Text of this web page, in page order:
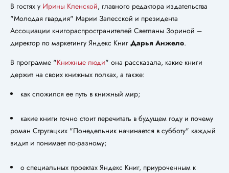
В гостях у Ирины Кленской, главного редактора издательства
"Молодая гвардия" Марии Залесской и президента
Ассоциации книгораспространителей Светланы Зориной –
директор по маркетингу Яндекс Книг Дарья Анжело.
В программе "Книжные люди" она рассказала, какие книги
держит на своих книжных полках, а также:
как сложился ее путь в книжный мир;
какие книги точно стоит перечитать в будущем году и почему
роман Стругацких "Понедельник начинается в субботу" каждый
видит и понимает по-разному;
о специальных проектах Яндекс Книг, приуроченным к